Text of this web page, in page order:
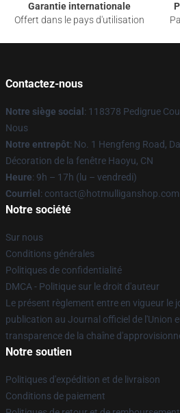
Garantie internationale
Offert dans le pays d'utilisation
Contactez-nous
Notre siège social : 118378 Pedigrue
Nous
Notre entrepôt: No. 1 Hengfeng Road,
Décoration de la fenêtre Haoyu, CN
Heure: 9h – 17h (lu – vendredi)
Courriel : contact@hotmulliganshop.com
Notre société
Sur nous
Conditions générales
Politiques de confidentialité
DMCA - Politique sur le droit d'auteur
Le présent règlement entre en vigueur le
publication au Journal officiel de l'Union
transparence de la chaîne
Notre soutien
Politiques d'expédition et de livraison
Conditions de paiement